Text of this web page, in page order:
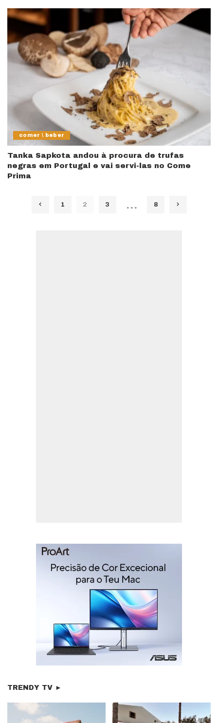
comer \ beber
Tanka Sapkota andou à procura de trufas
negras em Portugal e vai servi-las no Come
Prima
1 2 3 … 8
TRENDY TV ►